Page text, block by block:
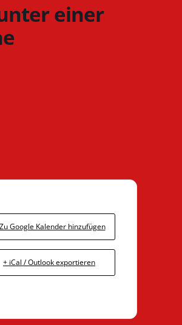
einer
Google Kalender hinzufügen
+ iCal / Outlook exportieren